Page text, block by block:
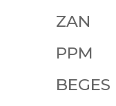
ZAN
PPM
BEGES